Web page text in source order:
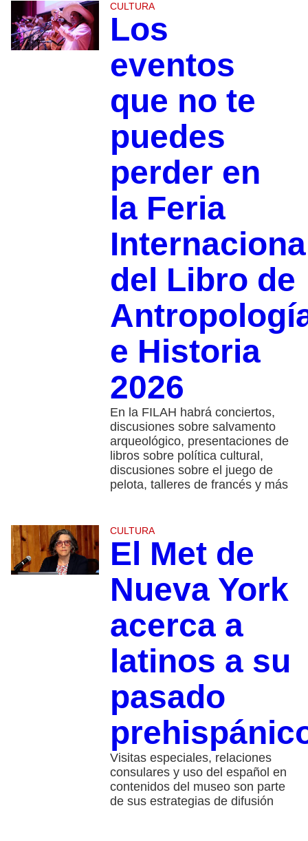
CULTURA
Los
eventos
que no te
puedes
perder en
la Feria
del Libro de
e Historia
2026
En la FILAH habrá conciertos,
discusiones sobre salvamento
arqueológico, presentaciones de
libros sobre política cultural,
discusiones sobre el juego de
pelota, talleres de francés y más
CULTURA
El Met de
Nueva York
acerca a
latinos a su
pasado
Visitas especiales, relaciones
consulares y uso del español en
contenidos del museo son parte
de sus estrategias de difusión